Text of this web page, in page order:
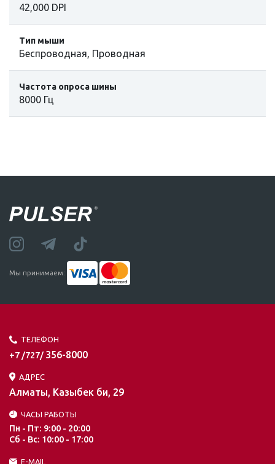
42,000 DPI
Тип мыши
Беспроводная, Проводная
Частота опроса шины
8000 Гц
Мы принимаем:
ТЕЛЕФОН
+7 /727/ 356-8000
АДРЕС
Алматы, Казыбек би, 29
ЧАСЫ РАБОТЫ
Пн - Пт: 9:00 - 20:00
Сб - Вс: 10:00 - 17:00
E-MAIL